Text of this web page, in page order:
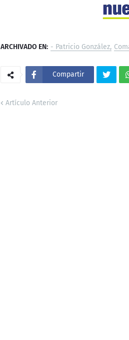
ARCHIVADO EN: - Patricio González
Compartir
Artículo Anterior